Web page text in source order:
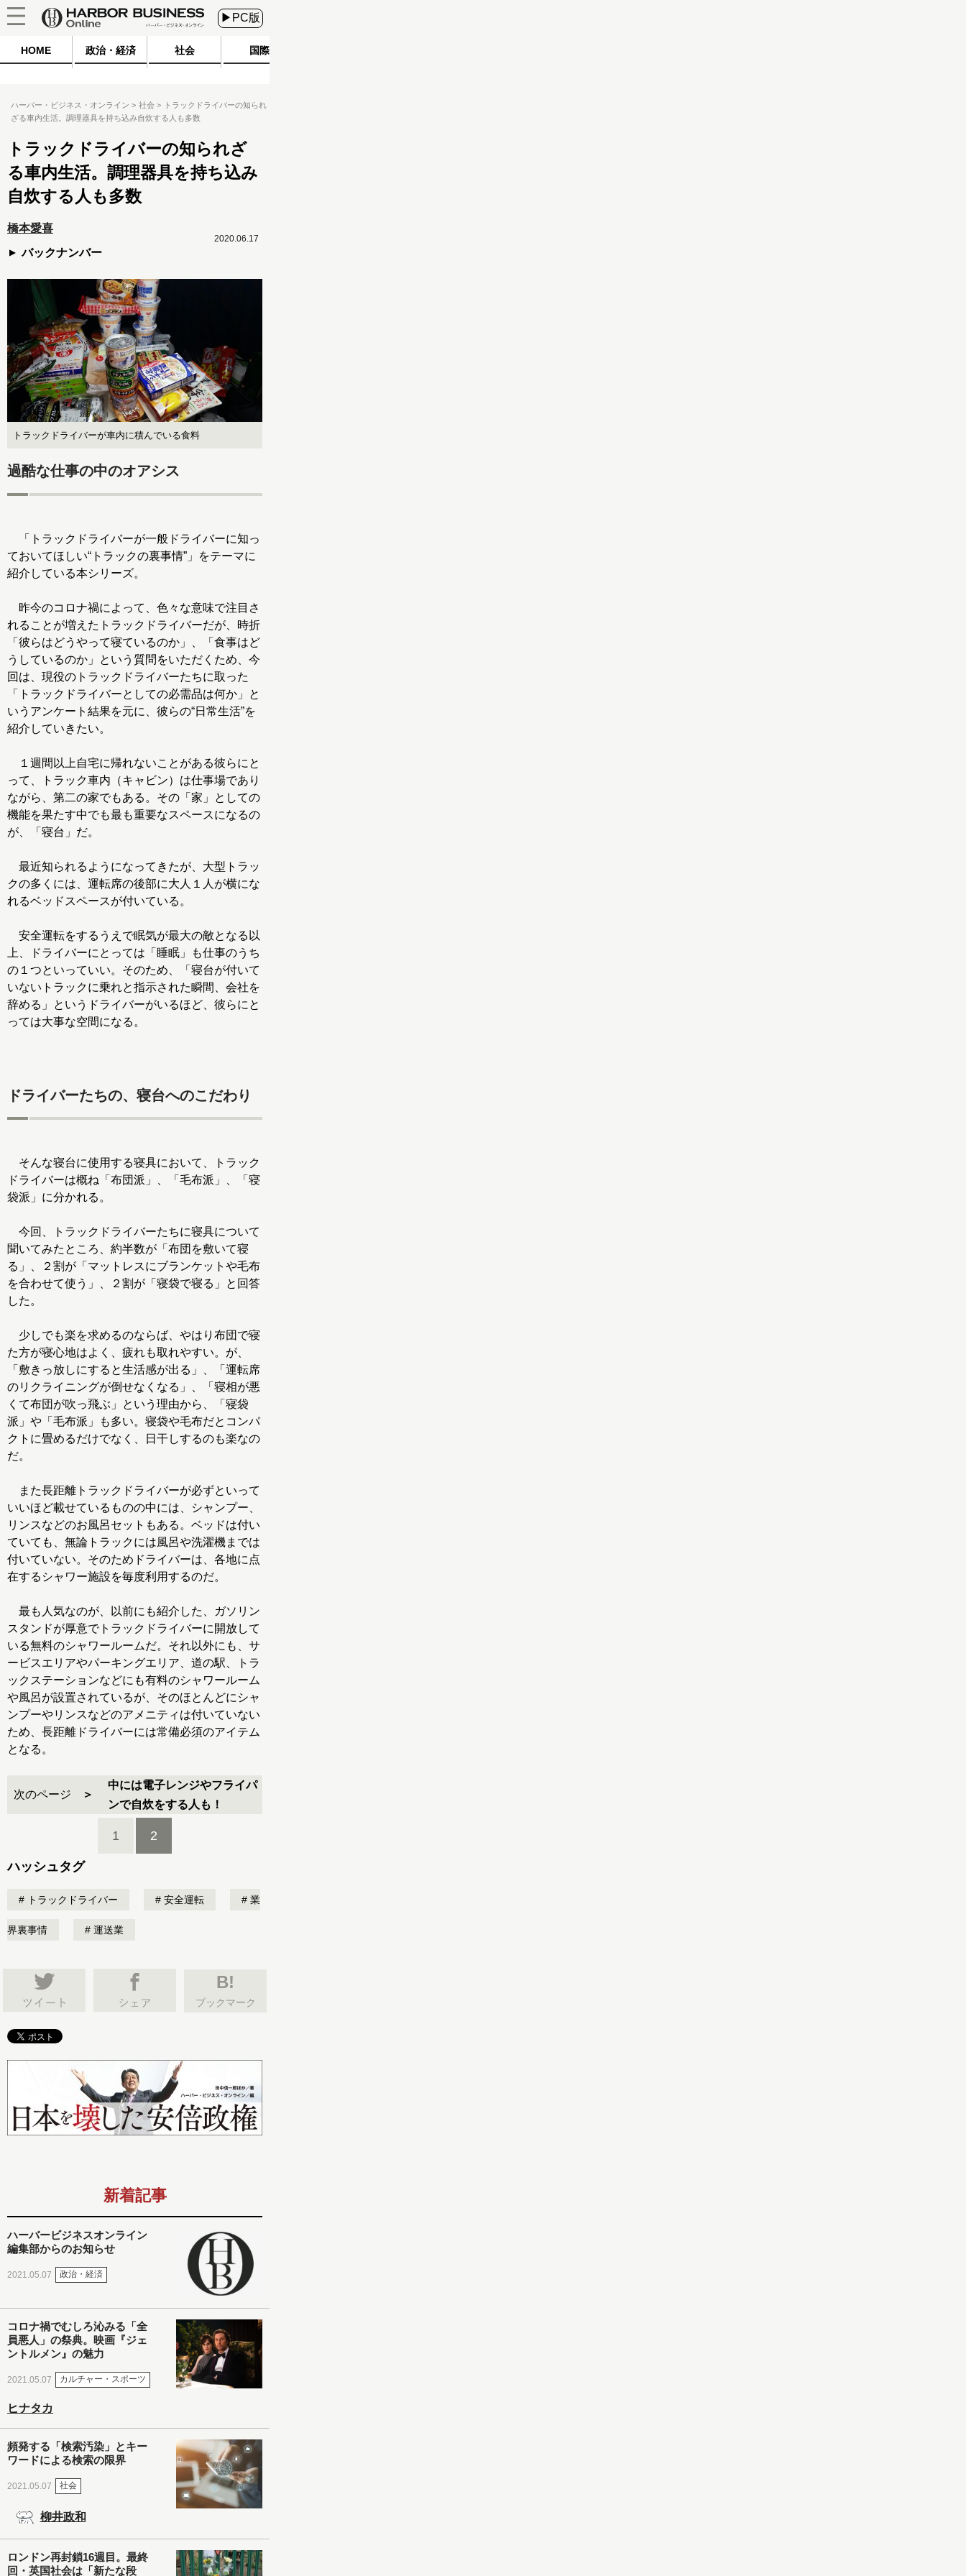
▶PC版
HOME 政治・経済 社会 国際
ハーバー・ビジネス・オンライン 社会
トラックドライバーの知られ
ざる車内生活。調理器具を持ち込み自炊する人も多数
トラックドライバーの知られざ
る車内生活。調理器具を持ち込み
自炊する人も多数
橋本愛喜
バックナンバー
2020.06.17
トラックドライバーが車内に積んでいる食料
過酷な仕事の中のオアシス
「トラックドライバーが一般ドライバーに知っ
ておいてほしい“トラックの裏事情”」をテーマに
紹介している本シリーズ。
昨今のコロナ禍によって、色々な意味で注目さ
れることが増えたトラックドライバーだが、時折
「彼らはどうやって寝ているのか」、「食事はど
うしているのか」という質問をいただくため、今
回は、現役のトラックドライバーたちに取った
「トラックドライバーとしての必需品は何か」と
いうアンケート結果を元に、彼らの“日常生活”を
紹介していきたい。
１週間以上自宅に帰れないことがある彼らにと
って、トラック車内（キャビン）は仕事場であり
ながら、第二の家でもある。その「家」としての
機能を果たす中でも最も重要なスペースになるの
が、「寝台」だ。
最近知られるようになってきたが、大型トラッ
クの多くには、運転席の後部に大人１人が横にな
れるベッドスペースが付いている。
安全運転をするうえで眠気が最大の敵となる以
上、ドライバーにとっては「睡眠」も仕事のうち
の１つといっていい。そのため、「寝台が付いて
いないトラックに乗れと指示された瞬間、会社を
辞める」というドライバーがいるほど、彼らにと
っては大事な空間になる。
ドライバーたちの、寝台へのこだわり
そんな寝台に使用する寝具において、トラック
ドライバーは概ね「布団派」、「毛布派」、「寝
袋派」に分かれる。
今回、トラックドライバーたちに寝具について
聞いてみたところ、約半数が「布団を敷いて寝
る」、２割が「マットレスにブランケットや毛布
を合わせて使う」、２割が「寝袋で寝る」と回答
した。
少しでも楽を求めるのならば、やはり布団で寝
た方が寝心地はよく、疲れも取れやすい。が、
「敷きっ放しにすると生活感が出る」、「運転席
のリクライニングが倒せなくなる」、「寝相が悪
くて布団が吹っ飛ぶ」という理由から、「寝袋
派」や「毛布派」も多い。寝袋や毛布だとコンパ
クトに畳めるだけでなく、日干しするのも楽なの
だ。
また長距離トラックドライバーが必ずといって
いいほど載せているものの中には、シャンプー、
リンスなどのお風呂セットもある。ベッドは付い
ていても、無論トラックには風呂や洗濯機までは
付いていない。そのためドライバーは、各地に点
在するシャワー施設を毎度利用するのだ。
最も人気なのが、以前にも紹介した、ガソリン
スタンドが厚意でトラックドライバーに開放して
いる無料のシャワールームだ。それ以外にも、サ
ービスエリアやパーキングエリア、道の駅、トラ
ックステーションなどにも有料のシャワールーム
や風呂が設置されているが、そのほとんどにシャ
ンプーやリンスなどのアメニティは付いていない
ため、長距離ドライバーには常備必須のアイテム
となる。
次のページ
中には電子レンジやフライパ
ンで自炊をする人も！
1 2
ハッシュタグ
トラックドライバー 安全運転 業
界裏事情 運送業
B!
ブックマーク
新着記事
ハーバービジネスオンライン
編集部からのお知らせ
2021.05.07 政治・経済
コロナ禍でむしろ沁みる「全
員悪人」の祭典。映画『ジェ
ントルメン』の魅力
2021.05.07 カルチャー・スポーツ
ヒナタカ
頻発する「検索汚染」とキー
ワードによる検索の限界
2021.05.07 社会
柳井政和
ロンドン再封鎖16週目。最終
回・英国社会は「新たな段